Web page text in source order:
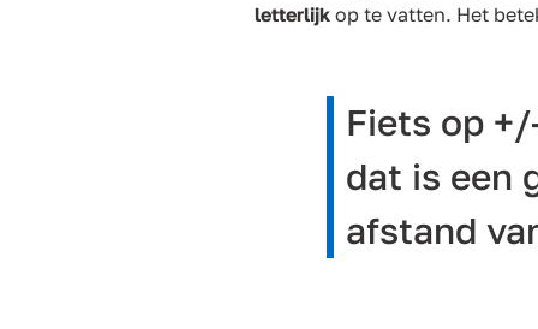
letterlijk op te vatten. Het
Fiets op
dat is een
afstand